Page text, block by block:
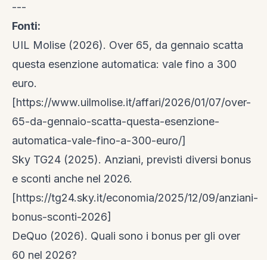
---
Fonti:
UIL Molise (2026). Over 65, da gennaio scatta
questa esenzione automatica: vale fino a 300
euro.
[https://www.uilmolise.it/affari/2026/01/07/over-
65-da-gennaio-scatta-questa-esenzione-
automatica-vale-fino-a-300-euro/]
Sky TG24 (2025). Anziani, previsti diversi bonus
e sconti anche nel 2026.
[https://tg24.sky.it/economia/2025/12/09/anziani-
bonus-sconti-2026]
DeQuo (2026). Quali sono i bonus per gli over
60 nel 2026?